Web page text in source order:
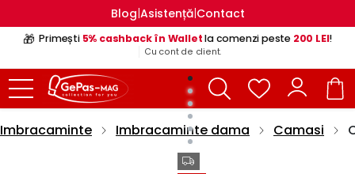
Blog|Asistență|Contact
🎁 Primești 5% cashback în Walletla comenzi peste 200 LEI!
Cu cont de client.
Imbracaminte Imbracaminte dama Camasi